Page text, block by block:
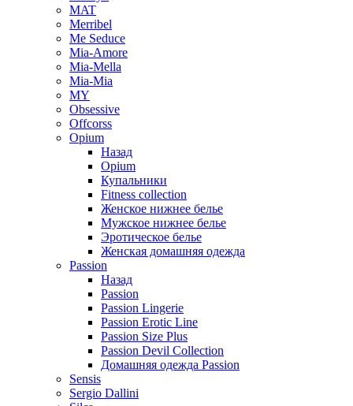
MAT
Merribel
Me Seduce
Mia-Amore
Mia-Mella
Mia-Mia
MY
Obsessive
Offcorss
Opium
Назад
Opium
Купальники
Fitness collection
Женское нижнее белье
Мужское нижнее белье
Эротическое белье
Женская домашняя одежда
Passion
Назад
Passion
Passion Lingerie
Passion Erotic Line
Passion Size Plus
Passion Devil Collection
Домашняя одежда Passion
Sensis
Sergio Dallini